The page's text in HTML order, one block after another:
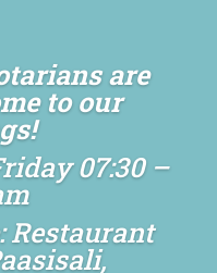
are
to our
07:30 –
Restaurant